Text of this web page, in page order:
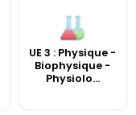
UE 3 : Physique -
Biophysique -
Physiolo...